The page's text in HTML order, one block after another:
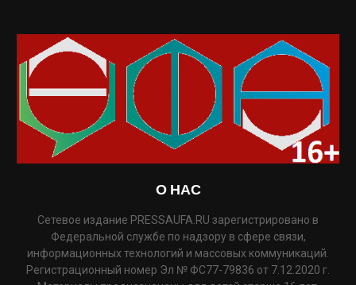
О НАС
Сетевое издание PRESSAUFA.RU зарегистрировано в
Федеральной службе по надзору в сфере связи,
информационных технологий и массовых коммуникаций.
Регистрационный номер Эл № ФС77-79836 от 7.12.2020 г.